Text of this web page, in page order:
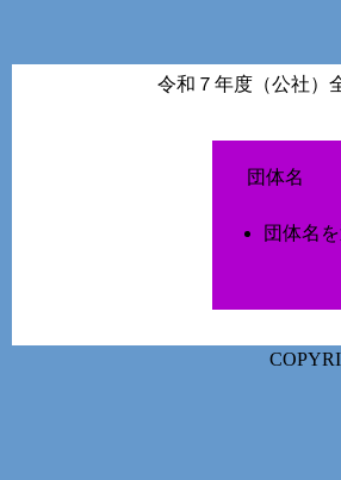
令和７年度（公社）
団体名
団体名